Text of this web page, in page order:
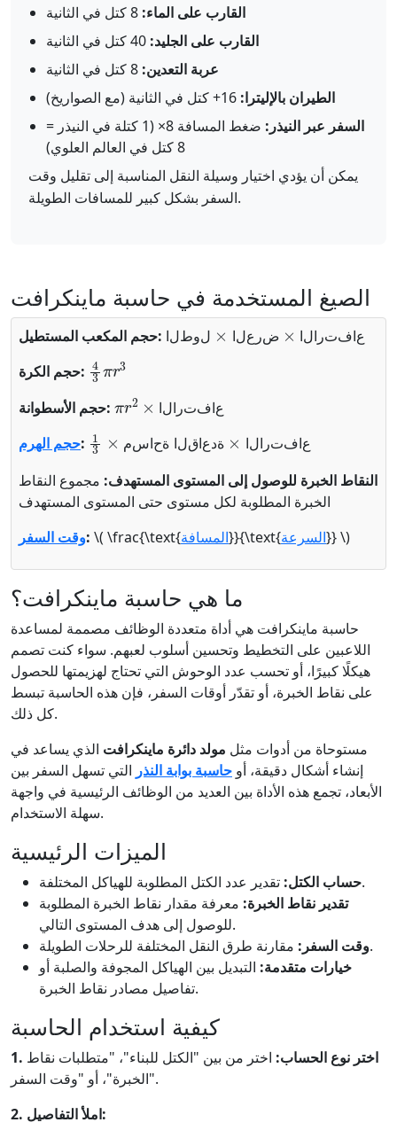
القارب على الماء:
القارب على الجليد:
عربة التعدين:
الطيران بالإليترا:
السفر عبر النيذر:
ضغط المسافة 8× (1 كتلة في النيذر =
8 كتل في العالم العلوي)
يمكن أن يؤدي اختيار وسيلة النقل المناسبة إلى تقليل وقت
السفر بشكل كبير للمسافات الطويلة.
الصيغ المستخدمة في حاسبة ماينكرافت
حجم المكعب المستطيل: ا ل ط و ل ا ل ع ر ض ا ل ا ر ت ف ا ع
الطول×العرض×الارتفاع
حجم الكرة:
4 r
حجم الأسطوانة: ا ل ا ر ت ف ا ع
r2
حجم الهرم: م س ا ح ة ا ل ق ا ع د ة ا ل ا ر ت ف ا ع
1
النقاط الخبرة للوصول إلى المستوى المستهدف: مجموع النقاط
الخبرة المطلوبة لكل مستوى حتى المستوى المستهدف
وقت السفر: \( \frac{\text{المسافة}}{\text{السرعة}} \)
ما هي حاسبة ماينكرافت؟
حاسبة ماينكرافت هي أداة متعددة الوظائف مصممة لمساعدة
اللاعبين على التخطيط وتحسين أسلوب لعبهم. سواء كنت تصمم
هيكلًا كبيرًا، أو تحسب عدد الوحوش التي تحتاج لهزيمتها للحصول
على نقاط الخبرة، أو تقدّر أوقات السفر، فإن هذه الحاسبة تبسط
كل ذلك.
مستوحاة من أدوات مثل مولد دائرة ماينكرافت الذي يساعد في
إنشاء أشكال دقيقة، أو حاسبة بوابة النذر التي تسهل السفر بين
الأبعاد، تجمع هذه الأداة بين العديد من الوظائف الرئيسية في واجهة
سهلة الاستخدام.
الميزات الرئيسية
حساب الكتل:تقدير عدد الكتل المطلوبة للهياكل المختلفة.
تقدير نقاط الخبرة: معرفة مقدار نقاط الخبرة المطلوبة
للوصول إلى هدف المستوى التالي.
وقت السفر:مقارنة طرق النقل المختلفة للرحلات الطويلة.
خيارات متقدمة: التبديل بين الهياكل المجوفة والصلبة أو
تفاصيل مصادر نقاط الخبرة.
كيفية استخدام الحاسبة
1. اختر نوع الحساب: اختر من بين "الكتل للبناء"، "متطلبات نقاط
الخبرة"، أو "وقت السفر".
2. املأ التفاصيل: